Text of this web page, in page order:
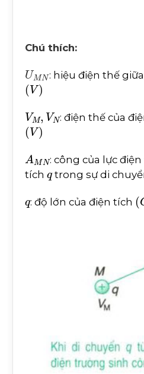
Chú thích:
U N
: hiệu điện thế
(V)
VM VN : điện thế của
(V)
A
: công của lực
tích q trong sự di
: độ lớn của điện tích (